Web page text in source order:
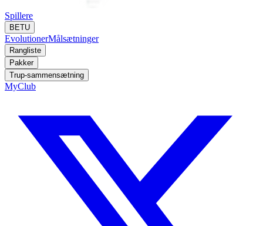
Spillere
BETU
EvolutionerMålsætninger
Rangliste
Pakker
Trup-sammensætning
MyClub